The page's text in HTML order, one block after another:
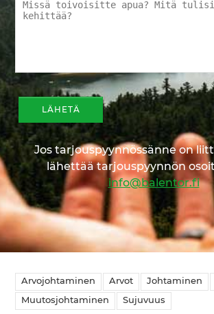
Jos tarjouspyynnössänne on
lähettää tarjouspyynnön
info@balentor.fi
Arvojohtaminen Arvot Johtaminen
Muutosjohtaminen Sujuvuus